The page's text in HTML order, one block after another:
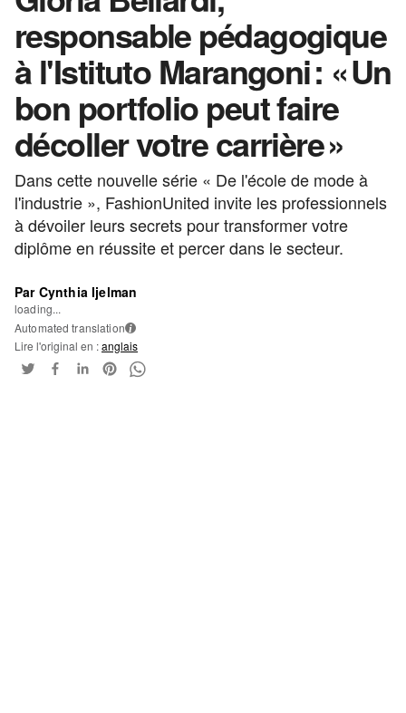
responsable pédagogique
à l'Istituto Marangoni : « Un
bon portfolio peut faire
décoller votre carrière »
Dans cette nouvelle série « De l'école de mode à
l'industrie », FashionUnited invite les professionnels
à dévoiler leurs secrets pour transformer votre
diplôme en réussite et percer dans le secteur.
Par Cynthia Ijelman
loading...
Automated translation i
Lire l'original en :anglais